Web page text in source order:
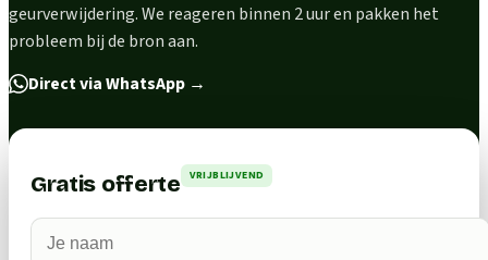
geurverwijdering. We reageren binnen 2 uur en pakken het
probleem bij de bron aan.
Direct via WhatsApp →
Gratis offerte VRIJBLIJVEND